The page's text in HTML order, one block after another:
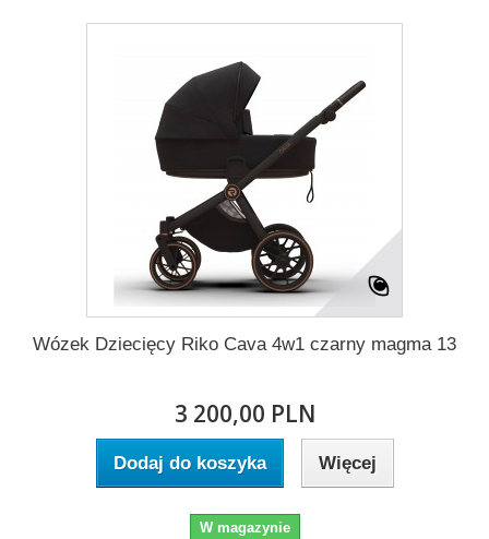
Wózek Dziecięcy Riko Cava 4w1 czarny magma 13
3 200,00 PLN
Dodaj do koszyka Więcej
W magazynie